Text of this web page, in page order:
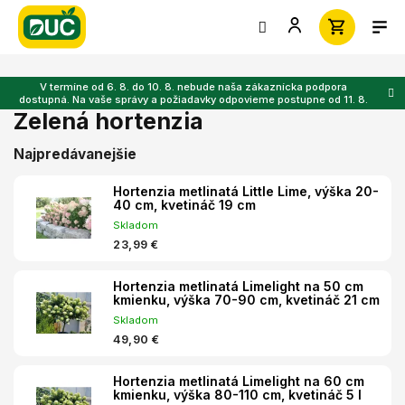
Prejsť
obsah
V termíne od 6. 8. do 10. 8. nebude naša zákaznícka podpora
dostupná. Na vaše správy a požiadavky odpovieme postupne od 11. 8.
Zelená hortenzia
Najpredávanejšie
Hortenzia metlinatá Little Lime, výška 20-
40 cm, kvetináč 19 cm
Skladom
23,99 €
Hortenzia metlinatá Limelight na 50 cm
kmienku, výška 70-90 cm, kvetináč 21 cm
Skladom
49,90 €
Hortenzia metlinatá Limelight na 60 cm
kmienku, výška 80-110 cm, kvetináč 5 l